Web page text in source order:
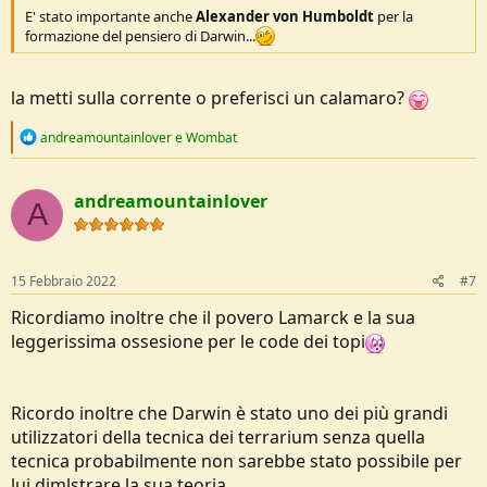
rimasti in ottimi rapporti per tutta la vita
0)il gurzo e' l'animale piu' antipatico del mondo
E' stato importante ancheAlexander von Humboldt per la
formazione del pensiero di Darwin...
la metti sulla corrente o preferisci un calamaro?
R
c
t
i
o
s
:
andreamountainlovereWombat
A andreamountainlover
15 Febbraio 2022 #7
Ricordiamo inoltre che il povero Lamarck e la sua
leggerissima ossesione per le code dei topi
Ricordo inoltre che Darwin è stato uno dei più grandi
utilizzatori della tecnica dei terrarium senza quella
tecnica probabilmente non sarebbe stato possibile per